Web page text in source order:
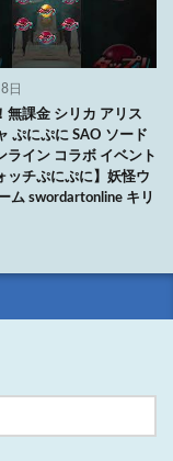
日
無課金 シリカ アリス
ぷにぷに SAO ソード
ライン コラボ イベント
ッチぷにぷに】妖怪ウ
ム swordartonline キリ